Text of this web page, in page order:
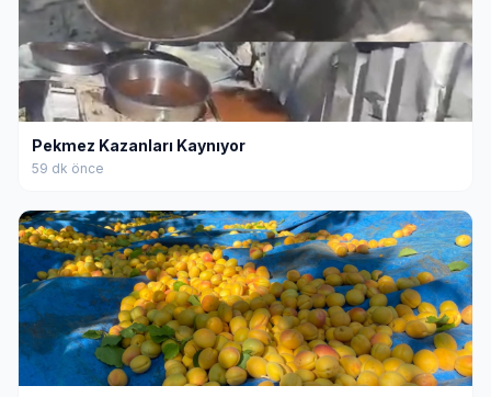
Pekmez Kazanları Kaynıyor
59 dk önce